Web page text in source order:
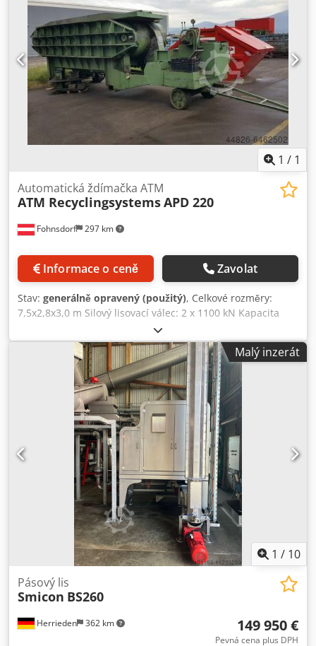
1 / 1
Fohnsdorf 297 km
Automatická ždímačka ATM
ATM RecyclingsystemsAPD 220
Informace o ceně Zavolat
Stav: generálně opravený (použitý), Celkové rozměry:
7,5x2,8x3,0 m Silový lisovací válec: 2 x 1100 kN Kapacita
vozů: 30 -40 ks/h Rozměry balení: 3,9 x 1,9 x 0,4 m x m
Nakládací výška: 1,32 m Doba cyklu: 60 s Cedpfjhgibhox
Acasrf Výkon pohonu: 22 kW Hmotnost: 22 t Plocha: 7,5 x
2,8 x 3,0 Ruční ovládání Mobilní
Malý inzerát
1 / 10
Herrieden 362 km
Pásový lis
Smicon BS260
149 950 €
Pevná cena plus DPH